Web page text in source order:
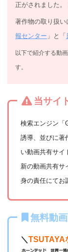
正がされました。
著作物の取り扱
報センター 」と「
以下で紹介する動
す。
当サイ
検索エンジン「
誘導、並びに著
い動画共有サイ
新の動画共有サ
身の責任にてお
無料動
＼ TSUTAYA